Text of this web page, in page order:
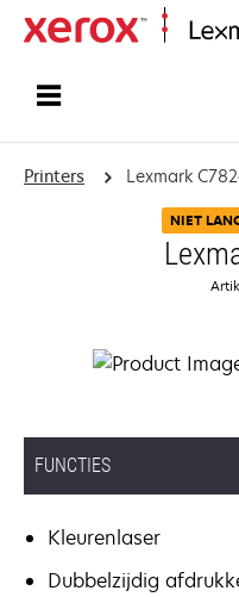
Printers Lexmark
NIET
FUNCTIES
Kleurenlaser
Dubbelzijdig